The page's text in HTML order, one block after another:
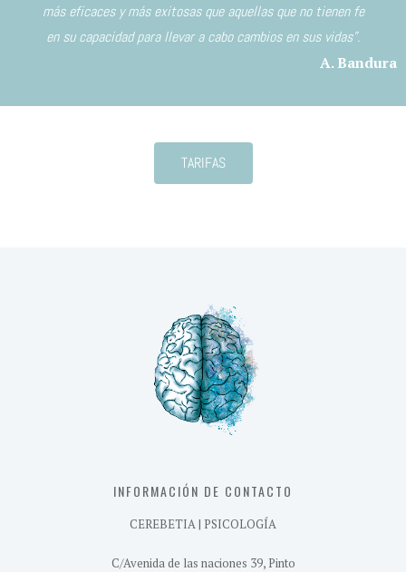
más eficaces y más exitosas que aquellas que no tienen fe
en su capacidad para llevar a cabo cambios en sus vidas”.
A. Bandura
TARIFAS
INFORMACIÓN DE CONTACTO
CEREBETIA | PSICOLOGÍA
C/Avenida de las naciones 39, Pinto